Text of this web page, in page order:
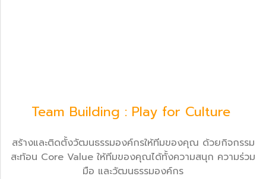
Team Building : Play for Culture
สร้างและติดตั้งวัฒนธรรมองค์กรให้ทีมของคุณ ด้วยกิจกรรม
สะท้อน Core Value ให้ทีมของคุณได้ทั้งความสนุก ความร่วม
มือ และวัฒนธรรมองค์กร